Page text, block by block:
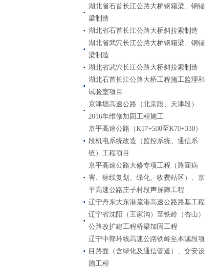
湖北省石首长江公路大桥钢箱梁、钢锚
梁制造
湖北省石首长江公路大桥斜拉索制造
湖北省武穴长江公路大桥钢箱梁、钢锚
梁制造
湖北省武穴长江公路大桥斜拉索制造
湖北石首长江公路大桥工程施工监理和
试验室项目
京津塘高速公路（北京段、天津段）
2016年维修加固工程施工
京平高速公路（K17+500至K70+330）
段机电系统改造（监控系统、通信系
统）工程项目
京平高速公路大修专项工程（路面病
害、标线复划、绿化、收费站区）、京
平高速公路庄子村段声屏障工程
辽宁丹东大东港疏港高速公路路基工程
辽宁省沈阳（王家沟）至铁岭（杏山）
公路改扩建工程桥梁加固工程
辽宁中部环线高速公路铁岭至本溪段项
目路面（含绿化及通信管道）、交安设
施工程